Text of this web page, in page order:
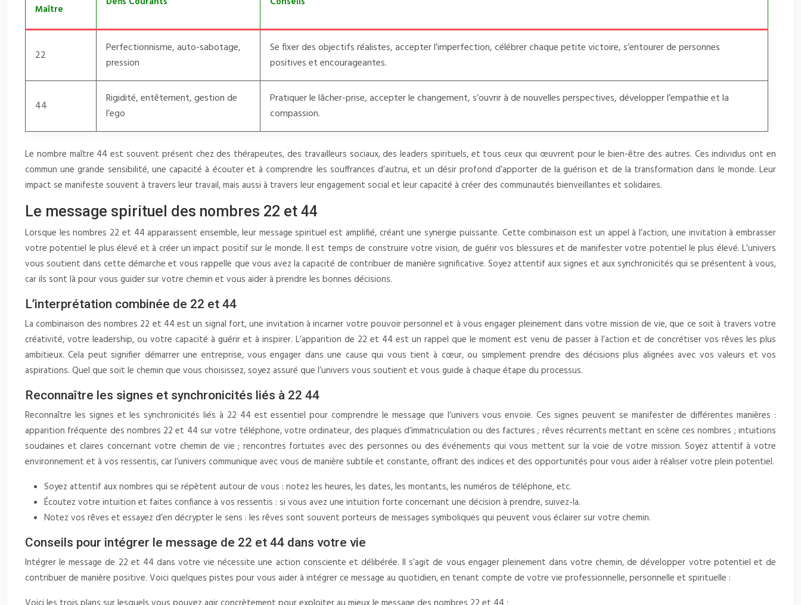
Maître
22
Perfectionnisme, auto-sabotage,
pression
Se fixer des objectifs réalistes, accepter l’imperfection, célébrer chaque petite victoire, s’entourer de personnes
positives et encourageantes.
44
Rigidité, entêtement, gestion de
l’ego
Pratiquer le lâcher-prise, accepter le changement, s’ouvrir à de nouvelles perspectives, développer l’empathie et la
compassion.
Le nombre maître 44 est souvent présent chez des thérapeutes, des travailleurs sociaux, des leaders spirituels, et tous ceux qui œuvrent pour le bien-être des autres. Ces individus ont en
commun une grande sensibilité, une capacité à écouter et à comprendre les souffrances d’autrui, et un désir profond d’apporter de la guérison et de la transformation dans le monde. Leur
impact se manifeste souvent à travers leur travail, mais aussi à travers leur engagement social et leur capacité à créer des communautés bienveillantes et solidaires.
Le message spirituel des nombres 22 et 44
Lorsque les nombres 22 et 44 apparaissent ensemble, leur message spirituel est amplifié, créant une synergie puissante. Cette combinaison est un appel à l’action, une invitation à embrasser
votre potentiel le plus élevé et à créer un impact positif sur le monde. Il est temps de construire votre vision, de guérir vos blessures et de manifester votre potentiel le plus élevé. L’univers
vous soutient dans cette démarche et vous rappelle que vous avez la capacité de contribuer de manière significative. Soyez attentif aux signes et aux synchronicités qui se présentent à vous,
car ils sont là pour vous guider sur votre chemin et vous aider à prendre les bonnes décisions.
L’interprétation combinée de 22 et 44
La combinaison des nombres 22 et 44 est un signal fort, une invitation à incarner votre pouvoir personnel et à vous engager pleinement dans votre mission de vie, que ce soit à travers votre
créativité, votre leadership, ou votre capacité à guérir et à inspirer. L’apparition de 22 et 44 est un rappel que le moment est venu de passer à l’action et de concrétiser vos rêves les plus
ambitieux. Cela peut signifier démarrer une entreprise, vous engager dans une cause qui vous tient à cœur, ou simplement prendre des décisions plus alignées avec vos valeurs et vos
aspirations. Quel que soit le chemin que vous choisissez, soyez assuré que l’univers vous soutient et vous guide à chaque étape du processus.
Reconnaître les signes et synchronicités liés à 22 44
Reconnaître les signes et les synchronicités liés à 22 44 est essentiel pour comprendre le message que l’univers vous envoie. Ces signes peuvent se manifester de différentes manières :
apparition fréquente des nombres 22 et 44 sur votre téléphone, votre ordinateur, des plaques d’immatriculation ou des factures ; rêves récurrents mettant en scène ces nombres ; intuitions
soudaines et claires concernant votre chemin de vie ; rencontres fortuites avec des personnes ou des événements qui vous mettent sur la voie de votre mission. Soyez attentif à votre
environnement et à vos ressentis, car l’univers communique avec vous de manière subtile et constante, offrant des indices et des opportunités pour vous aider à réaliser votre plein potentiel.
Soyez attentif aux nombres qui se répètent autour de vous : notez les heures, les dates, les montants, les numéros de téléphone, etc.
Écoutez votre intuition et faites confiance à vos ressentis : si vous avez une intuition forte concernant une décision à prendre, suivez-la.
Notez vos rêves et essayez d’en décrypter le sens : les rêves sont souvent porteurs de messages symboliques qui peuvent vous éclairer sur votre chemin.
Conseils pour intégrer le message de 22 et 44 dans votre vie
Intégrer le message de 22 et 44 dans votre vie nécessite une action consciente et délibérée. Il s’agit de vous engager pleinement dans votre chemin, de développer votre potentiel et de
contribuer de manière positive. Voici quelques pistes pour vous aider à intégrer ce message au quotidien, en tenant compte de votre vie professionnelle, personnelle et spirituelle :